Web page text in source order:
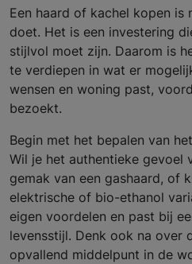
Een haard of kachel kopen is
doet. Het is een investering
stijlvol moet zijn. Daarom is
te verdiepen in wat er
wensen en woning past,
bezoekt.
Begin met het bepalen van
Wil je het authentieke gevoel
gemak van een gashaard, of
elektrische of bio-ethanol
eigen voordelen en past bij
levensstijl. Denk ook na over
opvallend middelpunt in de